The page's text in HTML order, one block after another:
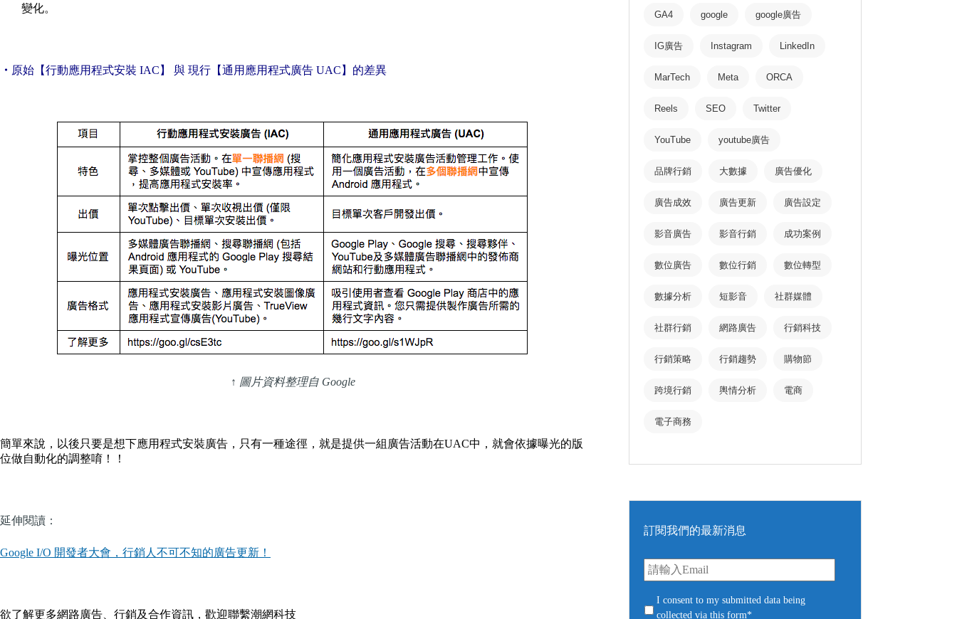
變化。
・ 原始【行動應用程式安裝 IAC】 與 現行【通用應用程式廣告 UAC】的差異
↑ 圖片資料整理自 Google
簡單來說，以後只要是想下應用程式安裝廣告，只有一種途徑，就是提供一組廣告活動在UAC中，就會依據曝光的版
位做自動化的調整唷！！
延伸閱讀：
Google I/O 開發者大會，行銷人不可不知的廣告更新！
欲了解更多網路廣告、行銷及合作資訊，歡迎聯繫潮網科技
GA4 google google廣告
IG廣告 Instagram LinkedIn
MarTech Meta ORCA
Reels SEO Twitter
YouTube youtube廣告
品牌行銷 大數據 廣告優化
廣告成效 廣告更新 廣告設定
影音廣告 影音行銷 成功案例
數位廣告 數位行銷 數位轉型
數據分析 短影音 社群媒體
社群行銷 網路廣告 行銷科技
行銷策略 行銷趨勢 購物節
跨境行銷 輿情分析 電商
電子商務
訂閱我們的最新消息
E
m
a
lo
I consent to my submitted data being
collected via this form*